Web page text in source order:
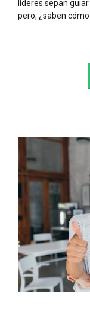
líderes sepan
pero, ¿saben